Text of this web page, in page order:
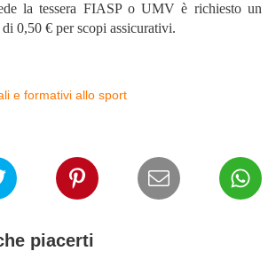
la tessera FIASP o UMV è richiesto un
0,50 € per scopi assicurativi.
e formativi allo sport
piacerti